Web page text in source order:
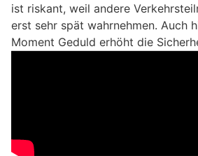
ist riskant, weil andere
erst sehr spät wahrnehmen. Auch
Moment Geduld erhöht die